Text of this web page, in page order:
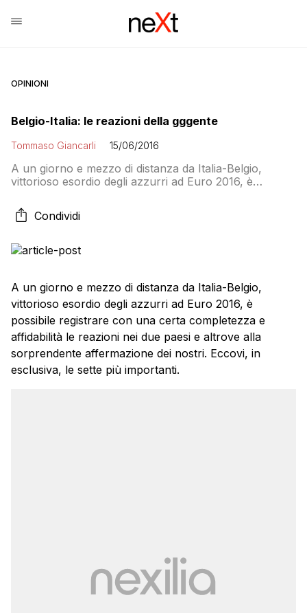
OPINIONI
Belgio-Italia: le reazioni della gggente
Tommaso Giancarli 15/06/2016
A un giorno e mezzo di distanza da Italia-Belgio,
vittorioso esordio degli azzurri ad Euro 2016, è
affidabilità le reazioni nei due paesi e altrove alla
sorprendente affermazione dei nostri. Eccovi, in
effettuato ieri in Belgio ha rivelato che la totalità […]
Condividi
A un giorno e mezzo di distanza da Italia-Belgio,
vittorioso esordio degli azzurri ad Euro 2016, è
possibile registrare con una certa completezza e
affidabilità le reazioni nei due paesi e altrove alla
sorprendente affermazione dei nostri. Eccovi, in
esclusiva, le sette più importanti.